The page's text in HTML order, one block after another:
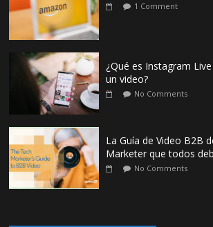
1 Comment
¿Qué es Instagram
un video?
No Comments
La Guía de Video B2B
Marketer que todos
No Comments